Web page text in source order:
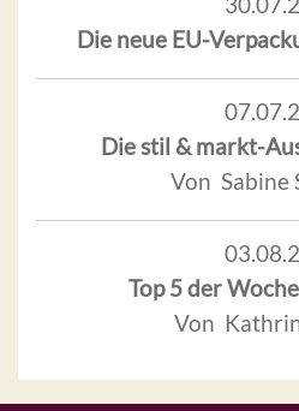
Die neue EU-
Die stil & markt-
Von Sabine
Top 5 der
Von